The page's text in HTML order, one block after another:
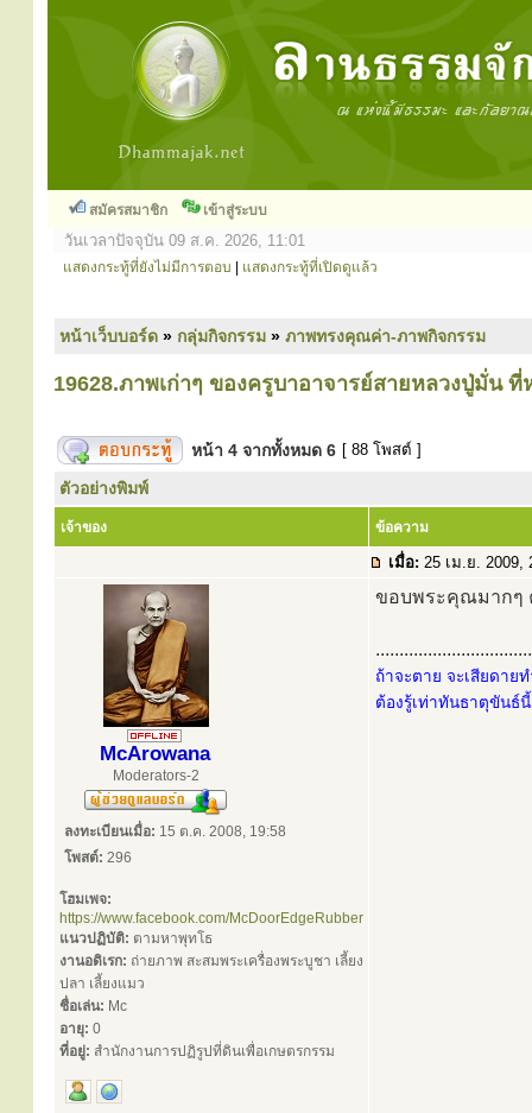
สมัครสมาชิก เข้าสู่ระบบ
วันเวลาปัจจุบัน 09 ส.ค. 2026, 11:01
แสดงกระทู้ที่ยังไม่มีการตอบ แสดงกระทู้ที่เปิดดูแล้ว
หน้าเว็บบอร์ด » กลุ่มกิจกรรม » ภาพทรงคุณค่า-ภาพกิจกรรม
19628.ภาพเก่าๆ ของครูบาอาจารย์สายหลวงปู่มั่น
หน้า 4 จากทั้งหมด 6 [ 88 โพสต์ ]
ตัวอย่างพิมพ์
เจ้าของ ข้อความ
เมื่อ: 25 เม.ย. 2009,
McArowana
Moderators-2
ลงทะเบียนเมื่อ: 15 ต.ค. 2008, 19:58
โพสต์: 296
โฮมเพจ:
https://www.facebook.com/McDoorEdgeRubber
แนวปฏิบัติ: ตามหาพุทโธ
งานอดิเรก: ถ่ายภาพ สะสมพระเครื่องพระบูชา เลี้ยง
ปลา เลี้ยงแมว
ชื่อเล่น: Mc
อายุ: 0
ที่อยู่: สำนักงานการปฏิรูปที่ดินเพื่อเกษตรกรรม
ขอบพระคุณมากๆ
ถ้าจะตาย จะเสียดาย
ต้องรู้เท่าทันธาตุขันธ์